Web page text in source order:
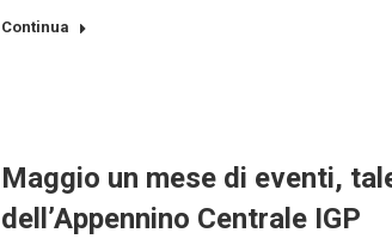
Continua
Maggio un mese di eventi,
dell’Appennino Centrale IGP